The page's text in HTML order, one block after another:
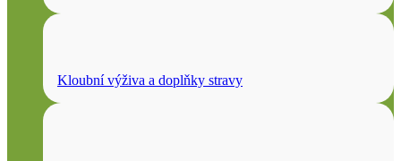
Kloubní výživa a doplňky stravy